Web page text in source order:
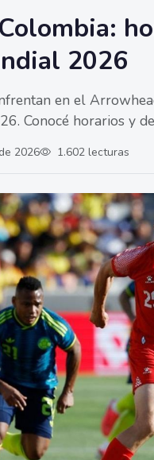
2026
en el
Conocé horarios y
2026 1.602 lecturas